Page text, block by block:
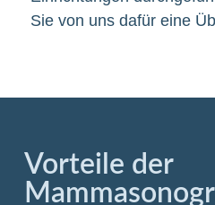
Sie von uns dafür eine
Vorteile der